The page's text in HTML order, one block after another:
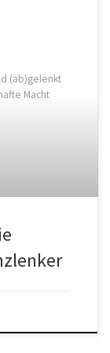
(ab)gelenkt
Macht